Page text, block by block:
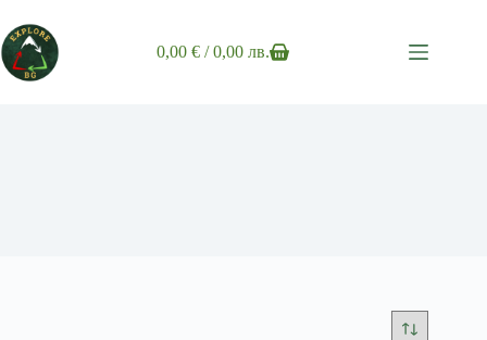
to
content
Shopping
0,00€ / 0,00 лв.